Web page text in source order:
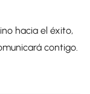
hacia el éxito,
contigo.